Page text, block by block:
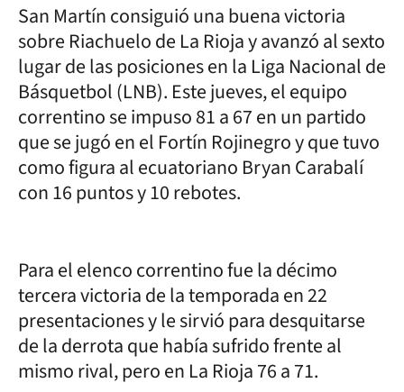
San Martín consiguió una buena victoria
sobre Riachuelo de La Rioja y avanzó al sexto
lugar de las posiciones en la Liga Nacional de
Básquetbol (LNB). Este jueves, el equipo
correntino se impuso 81 a 67 en un partido
que se jugó en el Fortín Rojinegro y que tuvo
como figura al ecuatoriano Bryan Carabalí
con 16 puntos y 10 rebotes.
Para el elenco correntino fue la décimo
tercera victoria de la temporada en 22
presentaciones y le sirvió para desquitarse
de la derrota que había sufrido frente al
mismo rival, pero en La Rioja 76 a 71.